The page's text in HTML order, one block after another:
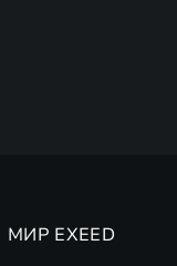
МИР EXEED